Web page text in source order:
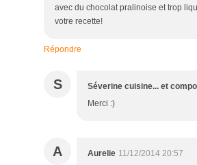
avec du chocolat pralinoise et trop
votre recette!
Répondre
S Séverine cuisine... et
Merci :)
A Aurelie 11/12/2014 20:57